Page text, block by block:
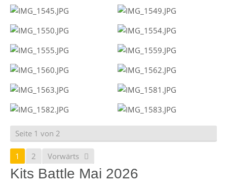
Seite 1 von 2
1 2 Vorwärts
Kits Battle Mai 2026